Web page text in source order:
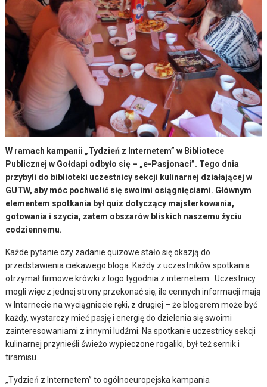
W ramach kampanii „Tydzień z Internetem” w Bibliotece
Publicznej w Gołdapi odbyło się – „e-Pasjonaci”. Tego dnia
przybyli do biblioteki uczestnicy sekcji kulinarnej działającej w
GUTW, aby móc pochwalić się swoimi osiągnięciami. Głównym
elementem spotkania był quiz dotyczący majsterkowania,
gotowania i szycia, zatem obszarów bliskich naszemu życiu
codziennemu.
Każde pytanie czy zadanie quizowe stało się okazją do
przedstawienia ciekawego bloga. Każdy z uczestników spotkania
otrzymał firmowe krówki z logo tygodnia z internetem. Uczestnicy
mogli więc z jednej strony przekonać się, ile cennych informacji mają
w Internecie na wyciągniecie ręki, z drugiej – że blogerem może być
każdy, wystarczy mieć pasję i energię do dzielenia się swoimi
zainteresowaniami z innymi ludźmi. Na spotkanie uczestnicy sekcji
kulinarnej przynieśli świeżo wypieczone rogaliki, był też sernik i
tiramisu.
„Tydzień z Internetem” to ogólnoeuropejska kampania